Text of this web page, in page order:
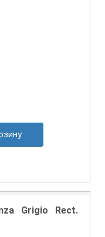
Grigio Rect.